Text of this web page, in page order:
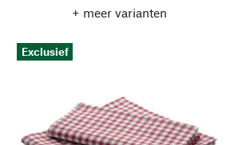
+ meer varianten
Exclusief